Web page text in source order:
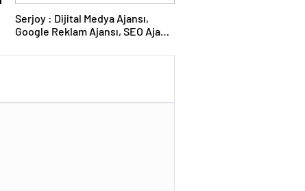
Serjoy : Dijital Medya Ajansı,
Google Reklam Ajansı, SEO Ajansı
ve Web Tasarım Ajansı